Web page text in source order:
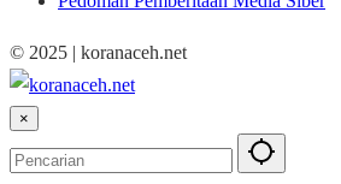
© 2025 | koranaceh.net
×